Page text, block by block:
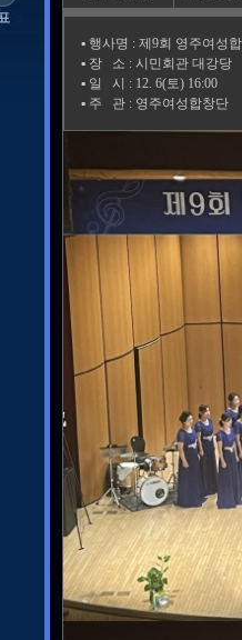
▪️ 행사명 : 제9회 영주여성
▪️ 장 소 : 시민회관 대강당
▪️ 일 시 : 12. 6(토) 16:00
▪️ 주 관 : 영주여성합창단